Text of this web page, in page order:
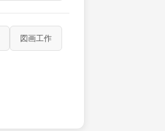
図画工作